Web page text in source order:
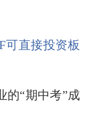
可直接投资板
的“期中考”成